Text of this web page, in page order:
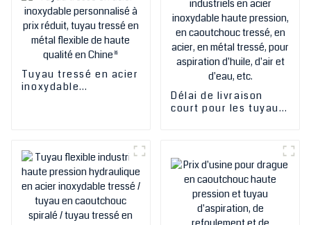
Tuyau tressé en acier
inoxydable
Chine*
Délai de livraison
court pour les tuyaux
caoutchouc tressé,
en acier, en métal
tressé, pour
aspiration d'huile,
d'air et d'eau, etc.